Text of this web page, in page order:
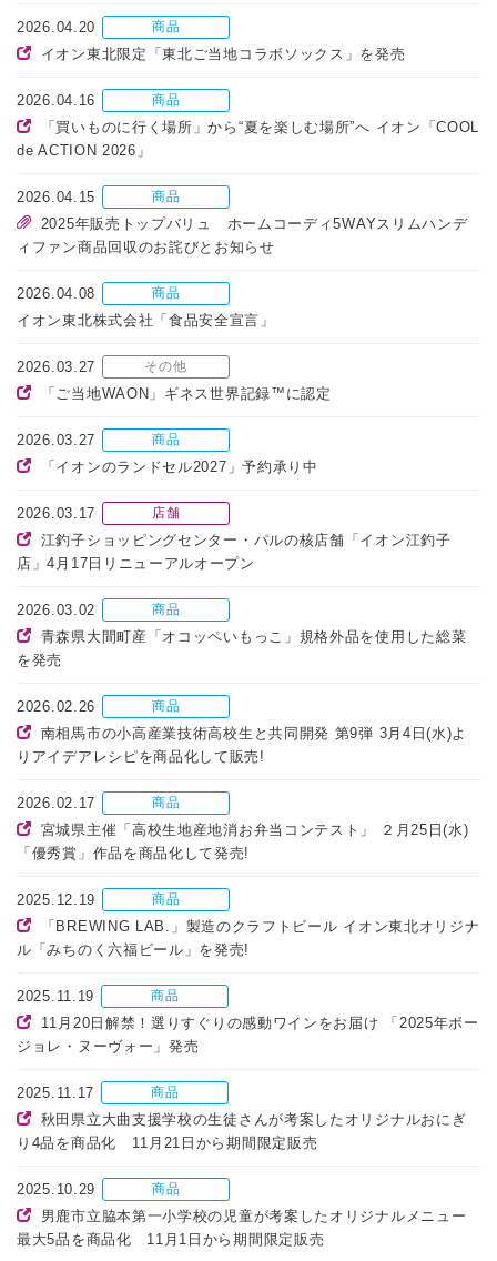
2026.04.20 商品
イオン東北限定「東北ご当地コラボソックス」を発売
2026.04.16 商品
「買いものに行く場所」から“夏を楽しむ場所”へ イオン「COOL
de ACTION 2026」
2026.04.15 商品
2025年販売トップバリュ ホームコーディ5WAYスリムハンデ
ィファン商品回収のお詫びとお知らせ
2026.04.08 商品
イオン東北株式会社「食品安全宣言」
2026.03.27 その他
「ご当地WAON」ギネス世界記録™に認定
2026.03.27 商品
「イオンのランドセル2027」予約承り中
2026.03.17 店舗
江釣子ショッピングセンター・パルの核店舗「イオン江釣子
店」4月17日リニューアルオープン
2026.03.02 商品
青森県大間町産「オコッペいもっこ」規格外品を使用した総菜
を発売
2026.02.26 商品
南相馬市の小高産業技術高校生と共同開発 第9弾 3月4日(水)よ
りアイデアレシピを商品化して販売!
2026.02.17 商品
宮城県主催「高校生地産地消お弁当コンテスト」 ２月25日(水)
「優秀賞」作品を商品化して発売!
2025.12.19 商品
「BREWING LAB.」製造のクラフトビール イオン東北オリジナ
ル「みちのく六福ビール」を発売!
2025.11.19 商品
11月20日解禁！選りすぐりの感動ワインをお届け 「2025年ボー
ジョレ・ヌーヴォー」発売
2025.11.17 商品
秋田県立大曲支援学校の生徒さんが考案したオリジナルおにぎ
り4品を商品化 11月21日から期間限定販売
2025.10.29 商品
男鹿市立脇本第一小学校の児童が考案したオリジナルメニュー
最大5品を商品化 11月1日から期間限定販売